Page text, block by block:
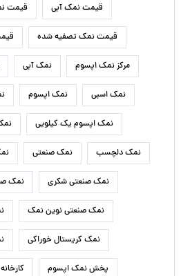
قیمت نمک آبی قیمت
قیمت نمک تصفیه شده
مرکز نمک اپسوم نمک آبی
نمک اسبی نمک اپسوم
نمک اپسوم یک کیلویی
نمک دلچسب نمک صنعتی
نمک صنعتی شکری نمک
نمک صنعتی نوین نمک
نمک کریستال خوراکی
پخش نمک اپسوم